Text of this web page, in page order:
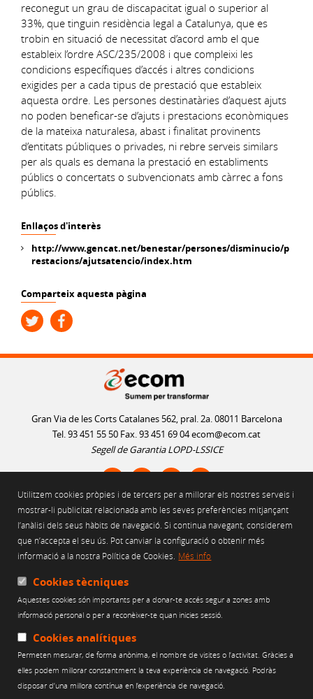
Utilitzem cookies pròpies i de tercers per a millorar els nostres serveis i
mostrar-li publicitat relacionada amb les seves preferències mitjançant
l’anàlisi dels seus hàbits de navegació. Si continua navegant, considerem
que n’accepta el seu ús. Pot canviar la configuració o obtenir més
informació a la nostra Política de Cookies. Més info
Cookies tècniques
Aquestes cookies són importants per a donar-te accés segur a zones amb
informació personal o per a reconèixer-te quan inicies sessió.
Cookies analítiques
Permeten mesurar, de forma anònima, el nombre de visites o l’activitat. Gràcies a
elles podem millorar constantment la teva experiència de navegació. Podràs
disposar d’una millora contínua en l’experiència de navegació.
reconegut un grau de discapacitat igual o superior al
33%, que tinguin residència legal a Catalunya, que es
trobin en situació de necessitat d’acord amb el que
estableix l’ordre ASC/235/2008 i que compleixi les
condicions específiques d’accés i altres condicions
exigides per a cada tipus de prestació que estableix
aquesta ordre. Les persones destinatàries d’aquest ajuts
no poden beneficar-se d’ajuts i prestacions econòmiques
de la mateixa naturalesa, abast i finalitat provinents
d’entitats públiques o privades, ni rebre serveis similars
per als quals es demana la prestació en establiments
públics o concertats o subvencionats amb càrrec a fons
públics.
Enllaços d'interès
http://www.gencat.net/benestar/persones/disminucio/p
restacions/ajutsatencio/index.htm
Comparteix aquesta pàgina
Gran Via de les Corts Catalanes 562, pral. 2a. 08011 Barcelona
Tel. 93 451 55 50 Fax. 93 451 69 04ecom@ecom.cat
Segell de Garantia LOPD-LSSICE
AVÍS LEGAL
POLÍTICA D'ÚS DE COOKIES
POLÍTICA DE PRIVACITAT
POLÍTICA DE XARXES SOCIALS
CANAL ÈTIC
Web finançat per: